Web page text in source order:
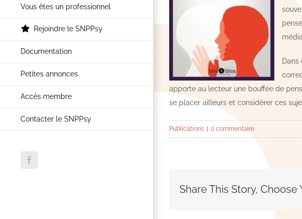
Vous êtes un professionnel
Rejoindre le SNPPsy
Documentation
Petites annonces
Accès membre
Contacter le SNPPsy
Facebook
Dans
apporte au lecteur une bouffée de
se placer ailleurs et considérer ces
Publications | 0 commentaire
Share This Story, Choose